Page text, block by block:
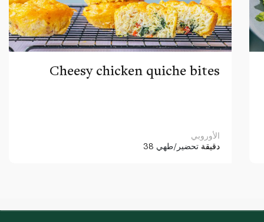
Cheesy chicken quiche bites
الأوروبي
38 دقيقة تحضير/طهي